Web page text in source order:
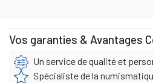
Vos garanties & Avantages
Un service de qualité et
Spécialiste de la